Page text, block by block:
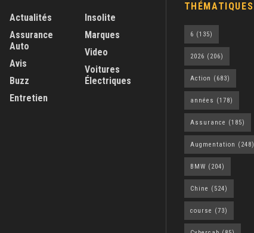
Actualités
Assurance
Auto
Avis
Buzz
Entretien
Insolite
Marques
Video
Voitures
Électriques
THÉMATIQUES
6 (135)
2026 (206)
Action (683)
années (178)
Assurance (185)
Augmentation (248)
BMW (204)
Chine (524)
course (73)